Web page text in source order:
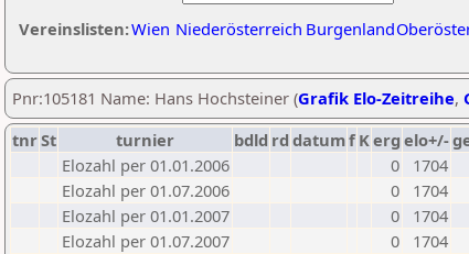
Vereinslisten:Wien Niederösterreich Burgenland
Pnr:105181 Name: Hans Hochsteiner (Grafik Elo-Zeitreihe,
tnrSt turnier bdld rd datumf Kerg elo+/-
Elozahl per 01.01.2006
0
1704
Elozahl per 01.07.2006
0
1704
Elozahl per 01.01.2007
0
1704
Elozahl per 01.07.2007
0
1704